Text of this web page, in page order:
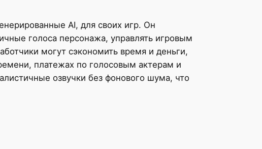
AI, для своих игр. Он
голоса персонажа, управлять игровым
могут сэкономить время и деньги,
платежах по голосовым актерам и
озвучки без фонового шума, что